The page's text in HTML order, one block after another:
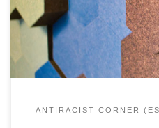
significa que muchas
la sociedad se basan en
ANTIRACIST CORNER